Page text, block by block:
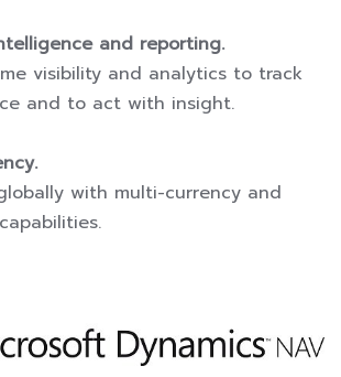
and reporting.
visibility and analytics to track
and to act with insight.
with multi-currency and